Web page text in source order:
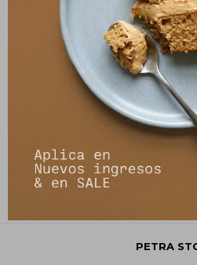
Sweater Oceano Crop -
Chocolate/Celeste
$ 4.336 $ 5.290
PETRA